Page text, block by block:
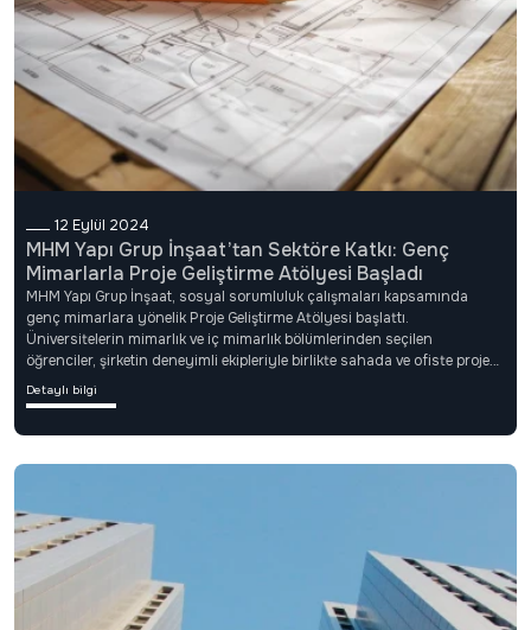
12 Eylül 2024
MHM Yapı Grup İnşaat’tan Sektöre Katkı: Genç
Mimarlarla Proje Geliştirme Atölyesi Başladı
MHM Yapı Grup İnşaat, sosyal sorumluluk çalışmaları kapsamında
genç mimarlara yönelik Proje Geliştirme Atölyesi başlattı.
Üniversitelerin mimarlık ve iç mimarlık bölümlerinden seçilen
öğrenciler, şirketin deneyimli ekipleriyle birlikte sahada ve ofiste proje
üretme fırsatı yakalıyor.Proje hakkında konuşan MHM Yönetimi, “Genç
yetenekleri desteklemek hem sektörümüz hem de geleceğimiz için
Detaylı bilgi